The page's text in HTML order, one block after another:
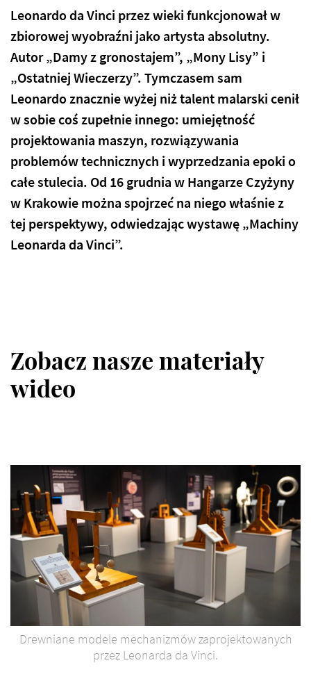
Leonardo da Vinci przez wieki funkcjonował w
zbiorowej wyobraźni jako artysta absolutny.
Autor „Damy z gronostajem”, „Mony Lisy” i
„Ostatniej Wieczerzy”. Tymczasem sam
Leonardo znacznie wyżej niż talent malarski cenił
w sobie coś zupełnie innego: umiejętność
projektowania maszyn, rozwiązywania
problemów technicznych i wyprzedzania epoki o
całe stulecia. Od 16 grudnia w Hangarze Czyżyny
w Krakowie można spojrzeć na niego właśnie z
tej perspektywy, odwiedzając wystawę „Machiny
Leonarda da Vinci”.
Zobacz nasze materiały
wideo
Drewniane modele mechanizmów zaprojektowanych
przez Leonarda da Vinci.